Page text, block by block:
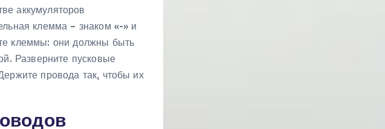
аккумуляторов
клемма – знаком «-» и
клеммы: они должны быть
Разверните пусковые
провода так, чтобы их